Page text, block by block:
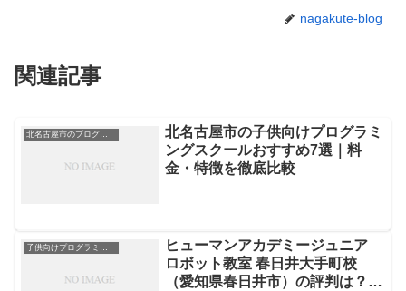
nagakute-blog
関連記事
北名古屋市の子供向けプログラミ
ングスクールおすすめ7選｜料
金・特徴を徹底比較
子供向けプログラミングスクール
ヒューマンアカデミージュニア
ロボット教室 春日井大手町校
（愛知県春日井市）の評判は？月